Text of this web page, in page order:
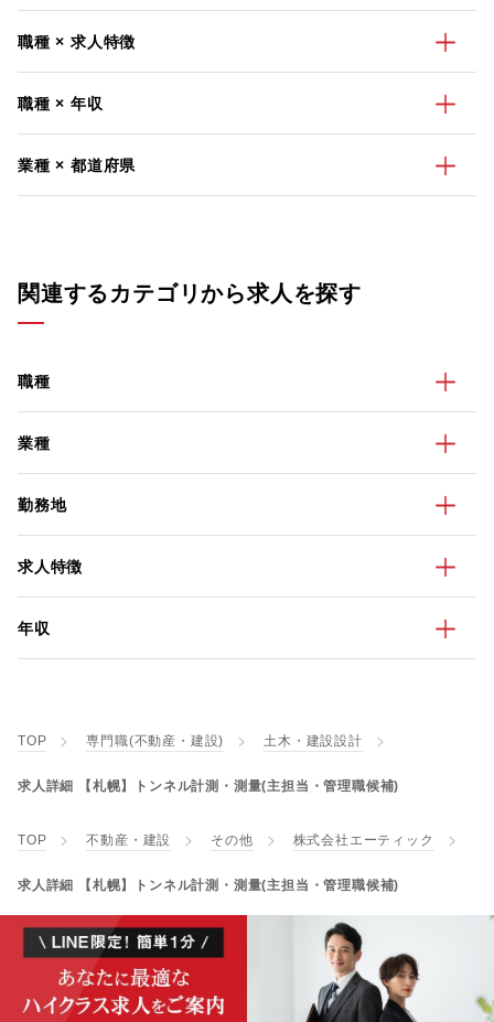
職種 × 求人特徴
職種 × 年収
業種 × 都道府県
関連するカテゴリから求人を探す
職種
業種
勤務地
求人特徴
年収
TOP 専門職(不動産・建設) 土木・建設設計
求人詳細 【札幌】トンネル計測・測量(主担当・管理職候補)
TOP 不動産・建設 その他 株式会社エーティック
求人詳細 【札幌】トンネル計測・測量(主担当・管理職候補)